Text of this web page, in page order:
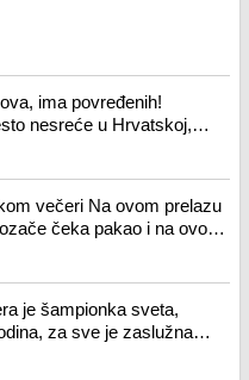
ima povređenih!
nesreće u Hrvatskoj,
večeri Na ovom prelazu
čeka pakao i na ovom
je šampionka sveta,
za sve je zaslužna